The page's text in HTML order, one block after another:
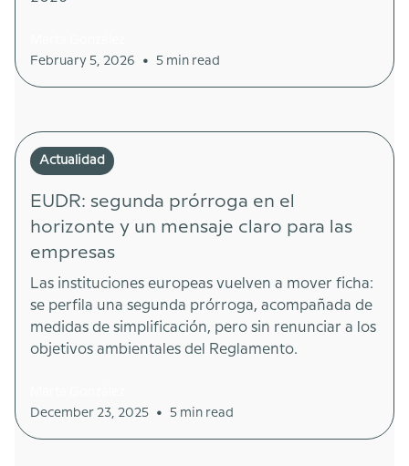
February 5, 2026
• 5 min read
Actualidad
EUDR: segunda prórroga en el
horizonte y un mensaje claro para las
empresas
Las instituciones europeas vuelven a mover ficha:
se perfila una segunda prórroga, acompañada de
medidas de simplificación, pero sin renunciar a los
objetivos ambientales del Reglamento.
December 23, 2025
• 5 min read